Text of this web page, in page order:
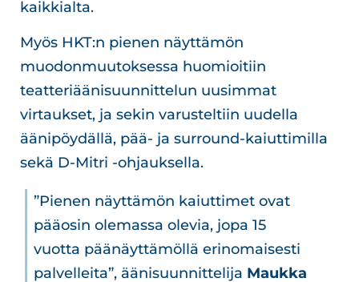
kaikkialta.
Myös HKT:n pienen näyttämön
muodonmuutoksessa huomioitiin
teatteriäänisuunnittelun uusimmat
virtaukset, ja sekin varusteltiin uudella
äänipöydällä, pää- ja surround-kaiuttimilla
sekä D-Mitri -ohjauksella.
”Pienen näyttämön kaiuttimet ovat
pääosin olemassa olevia, jopa 15
vuotta päänäyttämöllä erinomaisesti
palvelleita”, äänisuunnittelija Maukka